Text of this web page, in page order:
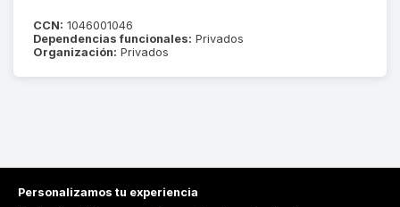
CCN: 1046001046
Dependencias funcionales: Privados
Organización: Privados
Personalizamos tu experiencia